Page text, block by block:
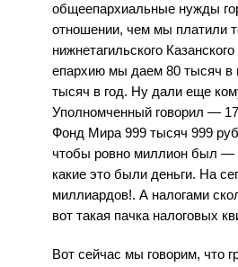
общеепархиальные нужды
отношении, чем мы платили
нижнетагильского
епархию мы даем 80 тысяч
тысяч в год. Ну дали еще
Уполномченный говорил —
Фонд Мира 999 тысяч 999
чтобы ровно миллион был —
какие это были деньги. На
миллиардов!. А налогами
вот такая пачка налоговых
Вот сейчас мы говорим, что